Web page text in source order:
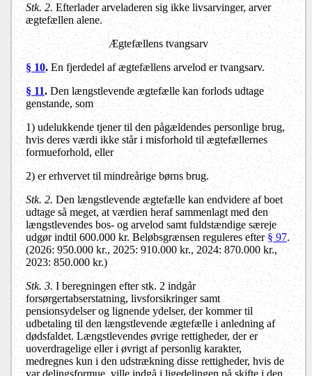
Stk. 2. Efterlader arveladeren sig ikke livsarvinger, arver
ægtefællen alene.
Ægtefællens tvangsarv
§ 10. En fjerdedel af ægtefællens arvelod er tvangsarv.
§ 11. Den længstlevende ægtefælle kan forlods udtage
genstande, som
1) udelukkende tjener til den pågældendes personlige brug,
hvis deres værdi ikke står i misforhold til ægtefællernes
formueforhold, eller
2) er erhvervet til mindreårige børns brug.
Stk. 2. Den længstlevende ægtefælle kan endvidere af boet
udtage så meget, at værdien heraf sammenlagt med den
længstlevendes bos- og arvelod samt fuldstændige særeje
udgør indtil 600.000 kr. Beløbsgrænsen reguleres efter§ 97.
(2026: 950.000 kr., 2025: 910.000 kr., 2024: 870.000 kr.,
2023: 850.000 kr.)
Stk. 3. I beregningen efter stk. 2 indgår
forsørgertabserstatning, livsforsikringer samt
pensionsydelser og lignende ydelser, der kommer til
udbetaling til den længstlevende ægtefælle i anledning af
dødsfaldet. Længstlevendes øvrige rettigheder, der er
uoverdragelige eller i øvrigt af personlig karakter,
medregnes kun i den udstrækning disse rettigheder, hvis de
var delingsformue, ville indgå i ligedelingen på skifte i den